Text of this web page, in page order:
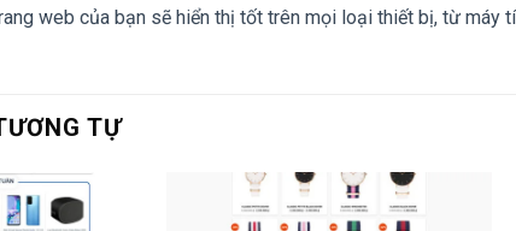
web của bạn sẽ hiển thị tốt trên mọi loại thiết bị, từ máy
TỰ